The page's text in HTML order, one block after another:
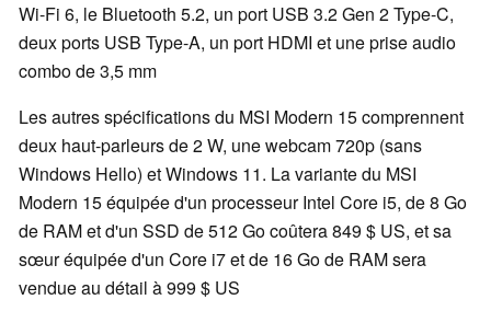
Wi-Fi 6, le Bluetooth 5.2, un port USB 3.2 Gen 2 Type-C,
deux ports USB Type-A, un port HDMI et une prise audio
combo de 3,5 mm
Les autres spécifications du MSI Modern 15 comprennent
deux haut-parleurs de 2 W, une webcam 720p (sans
Windows Hello) et Windows 11. La variante du MSI
Modern 15 équipée d'un processeur Intel Core i5, de 8 Go
de RAM et d'un SSD de 512 Go coûtera 849 $ US, et sa
sœur équipée d'un Core i7 et de 16 Go de RAM sera
vendue au détail à 999 $ US